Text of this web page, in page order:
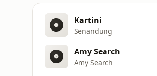
Kartini
Senandung
Amy Search
Amy Search